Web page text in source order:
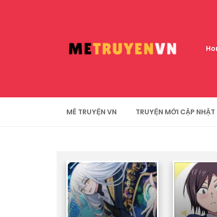
MÊ TRUYỆN VN TRUYỆN MỚI CẬP NHẬT